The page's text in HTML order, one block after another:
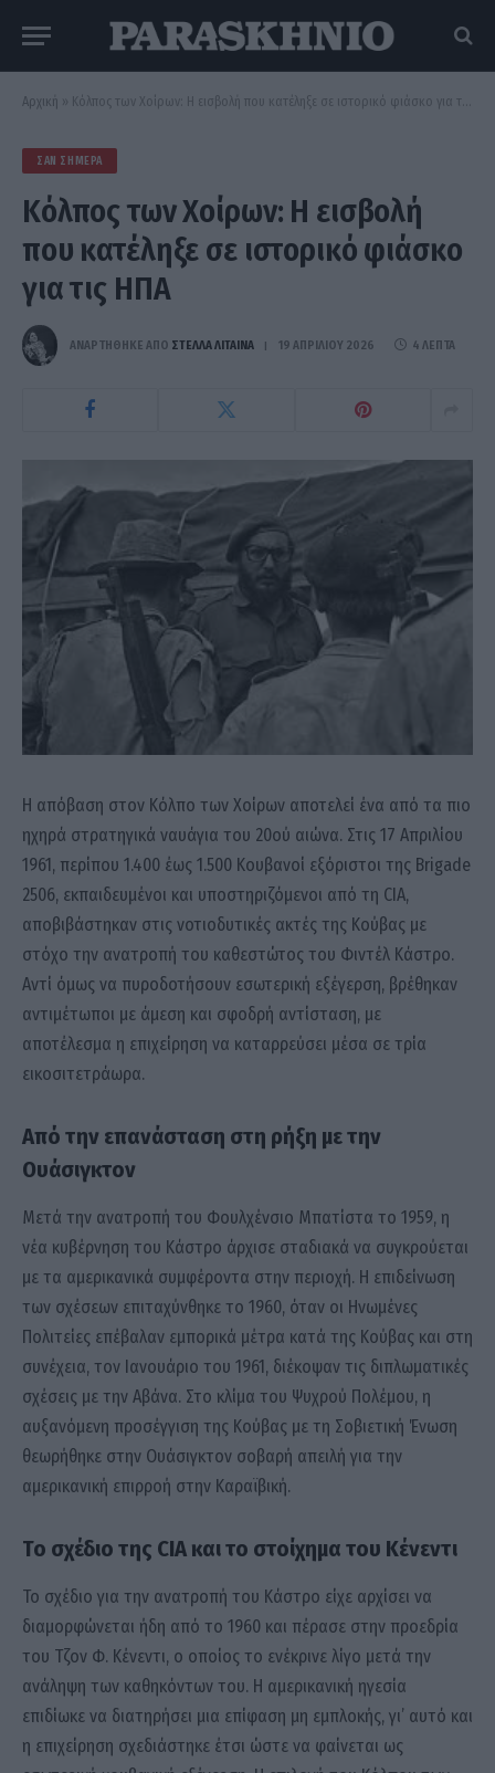
Αρχική » Κόλπος των Χοίρων: Η εισβολή που κατέληξε σε ιστορικό φιάσκο για τις ΗΠΑ
ΣΑΝ ΣΉΜΕΡΑ
Κόλπος των Χοίρων: Η εισβολή
που κατέληξε σε ιστορικό φιάσκο
για τις ΗΠΑ
ΑΝΑΡΤΗΘΗΚΕ ΑΠΟ ΣΤΈΛΛΑ ΛΊΤΑΙΝΑ 19 ΑΠΡΙΛΊΟΥ 2026 4 ΛΕΠΤΆ
Η απόβαση στον Κόλπο των Χοίρων αποτελεί ένα από τα πιο
ηχηρά στρατηγικά ναυάγια του 20ού αιώνα. Στις 17 Απριλίου
1961, περίπου 1.400 έως 1.500 Κουβανοί εξόριστοι της Brigade
2506, εκπαιδευμένοι και υποστηριζόμενοι από τη CIA,
αποβιβάστηκαν στις νοτιοδυτικές ακτές της Κούβας με
στόχο την ανατροπή του καθεστώτος του Φιντέλ Κάστρο.
Αντί όμως να πυροδοτήσουν εσωτερική εξέγερση, βρέθηκαν
αντιμέτωποι με άμεση και σφοδρή αντίσταση, με
αποτέλεσμα η επιχείρηση να καταρρεύσει μέσα σε τρία
εικοσιτετράωρα.
Από την επανάσταση στη ρήξη με την
Ουάσιγκτον
Μετά την ανατροπή του Φουλχένσιο Μπατίστα το 1959, η
νέα κυβέρνηση του Κάστρο άρχισε σταδιακά να συγκρούεται
με τα αμερικανικά συμφέροντα στην περιοχή. Η επιδείνωση
των σχέσεων επιταχύνθηκε το 1960, όταν οι Ηνωμένες
Πολιτείες επέβαλαν εμπορικά μέτρα κατά της Κούβας και στη
συνέχεια, τον Ιανουάριο του 1961, διέκοψαν τις διπλωματικές
σχέσεις με την Αβάνα. Στο κλίμα του Ψυχρού Πολέμου, η
αυξανόμενη προσέγγιση της Κούβας με τη Σοβιετική Ένωση
θεωρήθηκε στην Ουάσιγκτον σοβαρή απειλή για την
αμερικανική επιρροή στην Καραϊβική.
Το σχέδιο της CIA και το στοίχημα του Κένεντι
Το σχέδιο για την ανατροπή του Κάστρο είχε αρχίσει να
διαμορφώνεται ήδη από το 1960 και πέρασε στην προεδρία
του Τζον Φ. Κένεντι, ο οποίος το ενέκρινε λίγο μετά την
ανάληψη των καθηκόντων του. Η αμερικανική ηγεσία
επιδίωκε να διατηρήσει μια επίφαση μη εμπλοκής, γι’ αυτό και
η επιχείρηση σχεδιάστηκε έτσι ώστε να φαίνεται ως